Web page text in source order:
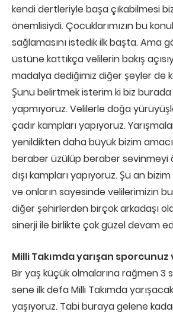
kendi dertleriyle başa çıkabilmesi
önemlisiydi. Çocuklarımızın bu
sağlamasını istedik ilk başta. Ama
üstüne kattıkça velilerin bakış
madalya dediğimiz diğer şeyler de
Şunu belirtmek isterim ki biz
yapmıyoruz. Velilerle doğa
çadır kampları yapıyoruz.
yenildikten daha büyük bizim
beraber üzülüp beraber sevinmeyi
dışı kampları yapıyoruz. Şu an
ve onların sayesinde velilerimizin
diğer şehirlerden birçok arkadaşı
sinerji ile birlikte çok güzel devam
Milli Takımda yarışan sporcunuz
Bir yaş küçük olmalarına rağmen 3
sene ilk defa Milli Takımda
yaşıyoruz. Tabi buraya gelene